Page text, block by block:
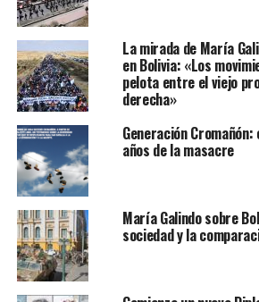
La mirada de María
en Bolivia: «Los
pelota entre el viejo
derecha»
Generación
años de la masacre
María Galindo sobre
sociedad y la